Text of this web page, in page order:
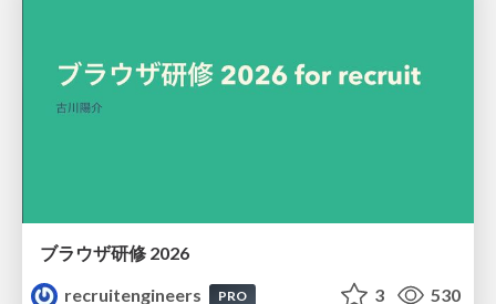
ブラウザ研修 2026
recruitengineers
PRO 3 530